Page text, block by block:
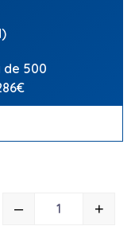
de 500
AMENITIE
– +